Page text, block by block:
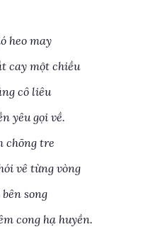
heo may
cay một chiều
cô liêu
yêu gọi về.
chõng tre
vê từng vòng
song
cong hạ huyền.